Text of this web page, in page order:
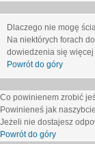
Dlaczego nie mogę
Na niektórych forach
dowiedzenia się więcej
Powrót do góry
Co powinienem zrobić
Powinieneś jak
Jeżeli nie dostajesz
Powrót do góry